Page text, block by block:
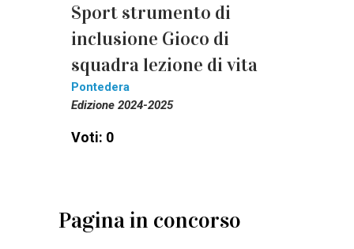
Sport strumento di
inclusione Gioco di
squadra lezione di vita
Pontedera
Edizione 2024-2025
Voti: 0
Pagina in concorso